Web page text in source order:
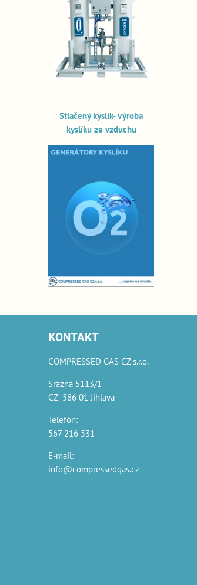
Stlačený kyslík- výroba
kyslíku ze vzduchu
KONTAKT
COMPRESSED GAS CZ s.r.o.
Srázná 5113/1
CZ- 586 01 Jihlava
Telefón:
567 216 531
E-mail:
info@compressedgas.cz